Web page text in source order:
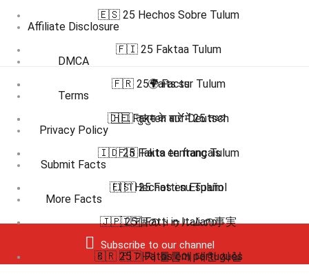
Affiliate Disclosure
DMCA
Terms
Privacy Policy
Submit Facts
More Facts
Subscribe to our channel
🇪🇸 25 Hechos Sobre Tulum
🇫🇮 25 Faktaa Tulum
🇫🇷 25 Faits sur Tulum
🇭🇮 तुलुम के बारे में 25 तथ्य
🇮🇩 25 Fakta tentang Tulum
🇮🇹 25 Fatti su Tulum
🇯🇵 25個のトゥルムの事実
🇰🇷 25 가지 툴룸에 대한 사실
🌍 Facts
🇩🇪 Fakten auf Deutsch
🇫🇷 Faits en français
🇪🇸 Hechos en Español
🇮🇹 Fatti in Italiano
🇧🇷 🇵🇹 Fatos em português